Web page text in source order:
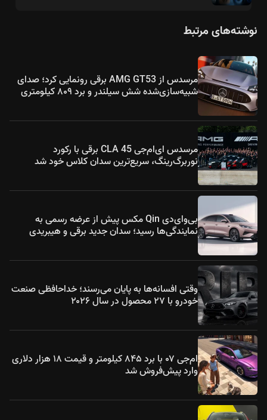
نوشته‌های مرتبط
مرسدس از AMG GT53 برقی رونمایی کرد؛ صدای
شبیه‌سازی‌شده شش سیلندر و برد ۸۰۹ کیلومتری
مرسدس ای‌ام‌جی CLA 45 برقی با رکورد
نوربرگ‌رینگ، سریع‌ترین سدان کلاس خود شد
بی‌وای‌دی Qin مکس پیش از عرضه رسمی به
نمایندگی‌ها رسید؛ سدان جدید برقی و هیبریدی
وقتی افسانه‌ها به پایان می‌رسند؛ خداحافظی صنعت
خودرو با ۲۷ محصول در سال ۲۰۲۶
ام‌جی ۰۷ با برد ۸۴۵ کیلومتر و قیمت ۱۸ هزار دلاری
وارد پیش‌فروش شد